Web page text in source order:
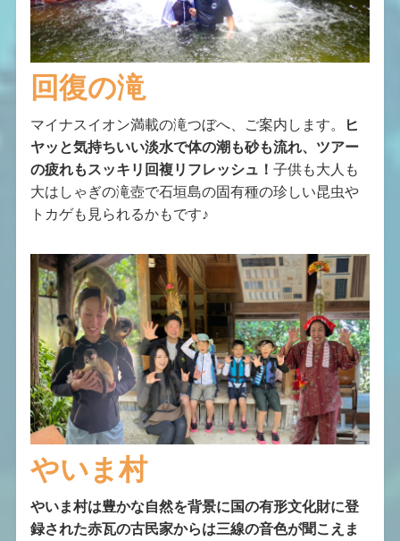
回復の滝
マイナスイオン満載の滝つぼへ、ご案内します。
ヒ
ヤッと気持ちいい淡水で体の潮も砂も流れ、ツアー
の疲れもスッキリ回複リフレッシュ！子供も大人も
大はしゃぎの滝壺で石垣島の固有種の珍しい昆虫や
トカゲも見られるかもです♪
やいま村
やいま村は豊かな自然を背景に国の有形文化財に登
録された赤瓦の古民家からは三線の音色が聞こえま